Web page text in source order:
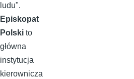
ludu".
Episkopat
Polski to
główna
instytucja
kierownicza